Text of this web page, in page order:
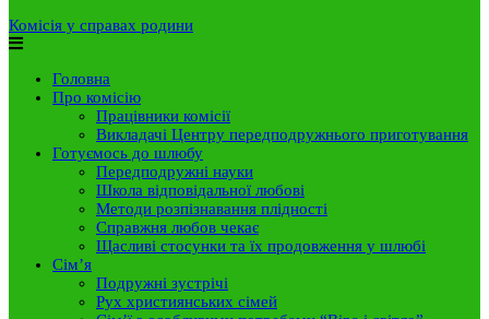
Комісія у справах родини
Головна
Про комісію
Працівники комісії
Викладачі Центру передподружнього приготування
Готуємось до шлюбу
Передподружні науки
Школа відповідальної любові
Методи розпізнавання плідності
Справжня любов чекає
Щасливі стосунки та їх продовження у шлюбі
Сім’я
Подружні зустрічі
Рух християнських сімей